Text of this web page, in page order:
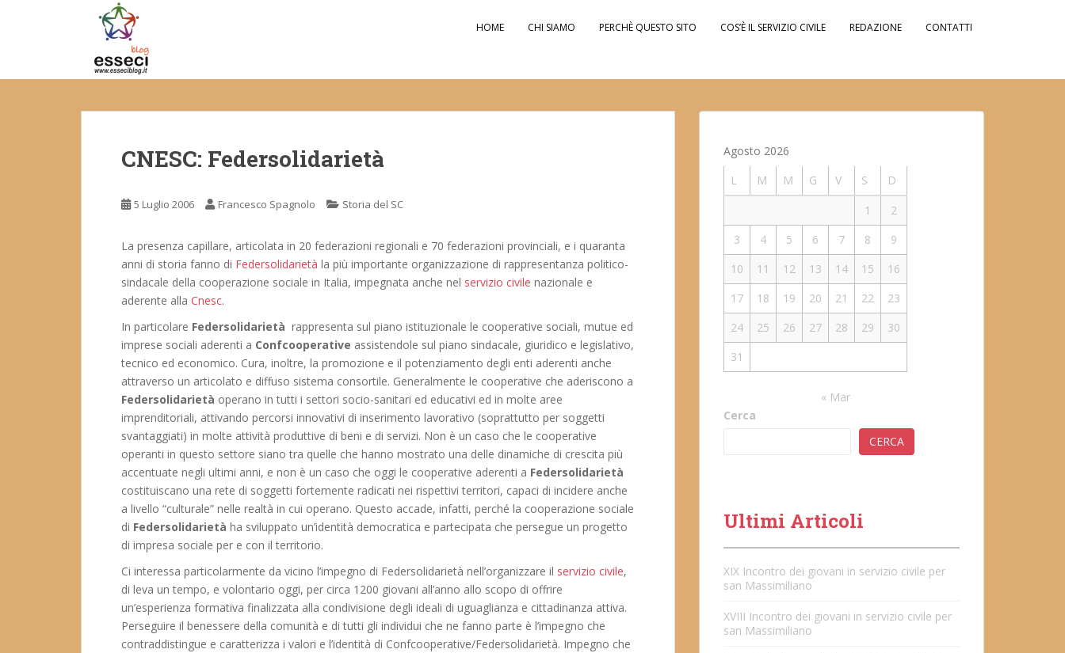
t
HOME CHI SIAMO PERCHÈ QUESTO SITO COS’È IL SERVIZIO CIVILE REDAZIONE CONTATTI
CNESC: Federsolidarietà
5 Luglio 2006 Francesco Spagnolo Storia del SC
La presenza capillare, articolata in 20 federazioni regionali e 70 federazioni provinciali, e i quaranta
anni di storia fanno di Federsolidarietà la più importante organizzazione di rappresentanza politico-
sindacale della cooperazione sociale in Italia, impegnata anche nel servizio civile nazionale e
aderente alla Cnesc.
In particolare Federsolidarietà rappresenta sul piano istituzionale le cooperative sociali, mutue ed
imprese sociali aderenti a Confcooperative assistendole sul piano sindacale, giuridico e legislativo,
tecnico ed economico. Cura, inoltre, la promozione e il potenziamento degli enti aderenti anche
attraverso un articolato e diffuso sistema consortile. Generalmente le cooperative che aderiscono a
Federsolidarietà operano in tutti i settori socio-sanitari ed educativi ed in molte aree
imprenditoriali, attivando percorsi innovativi di inserimento lavorativo (soprattutto per soggetti
svantaggiati) in molte attività produttive di beni e di servizi. Non è un caso che le cooperative
operanti in questo settore siano tra quelle che hanno mostrato una delle dinamiche di crescita più
accentuate negli ultimi anni, e non è un caso che oggi le cooperative aderenti a Federsolidarietà
costituiscano una rete di soggetti fortemente radicati nei rispettivi territori, capaci di incidere anche
a livello “culturale” nelle realtà in cui operano. Questo accade, infatti, perché la cooperazione sociale
di Federsolidarietà ha sviluppato un’identità democratica e partecipata che persegue un progetto
di impresa sociale per e con il territorio.
Ci interessa particolarmente da vicino l’impegno di Federsolidarietà nell’organizzare il servizio civile,
di leva un tempo, e volontario oggi, per circa 1200 giovani all’anno allo scopo di offrire
un’esperienza formativa finalizzata alla condivisione degli ideali di uguaglianza e cittadinanza attiva.
Perseguire il benessere della comunità e di tutti gli individui che ne fanno parte è l’impegno che
contraddistingue e caratterizza i valori e l’identità di Confcooperative/Federsolidarietà. Impegno che
Agosto 2026
L
M M G V S
D
1
2
3
4 5 6 7 8
9
10
11 12 13 14 15
16
17
18 19 20 21 22
23
24
25 26 27 28 29
30
31
« Mar
Cerca
CERCA
Ultimi Articoli
XIX Incontro dei giovani in servizio civile per
san Massimiliano
XVIII Incontro dei giovani in servizio civile per
san Massimiliano